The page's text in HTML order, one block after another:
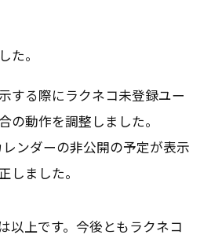
た。
する際にラクネコ未登録ユー
の動作を調整しました。
ンダーの非公開の予定が表示
しました。
以上です。今後ともラクネコ